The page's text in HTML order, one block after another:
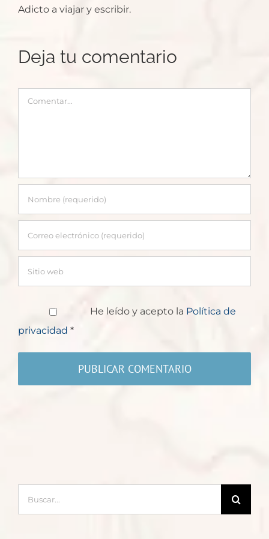
Adicto a viajar y escribir.
Deja tu comentario
Comentar
He leído y acepto la Política de
privacidad *